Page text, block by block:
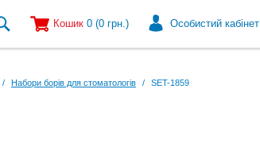
Кошик 0 (0 грн.) Особистий кабінет
/ Набори борів для стоматологів / SET-1859